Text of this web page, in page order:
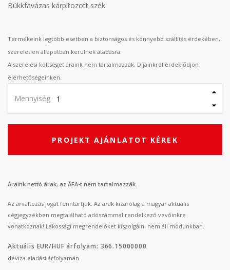
Bükkfavázas kárpitozott szék
Termékeink legtöbb esetben a biztonságos és könnyebb szállítás érdekében,
szereletlen állapotban kerülnek átadásra.
A szerelési költséget áraink nem tartalmazzák. Díjainkról érdeklődjön
elérhetőségeinken.
Mennyiség
PROJEKT AJÁNLATOT KÉREK
Áraink nettó árak, az ÁFA-t nem tartalmazzák.
Az árváltozás jogát fenntartjuk. Az árak kizárólag a magyar aktuális
cégjegyzékben megtalálható adószámmal rendelkező vevőinkre
vonatkoznak! Lakossági megrendelőket kiszolgálni nem áll módunkban.
Aktuális EUR/HUF árfolyam: 366.15000000
deviza eladási árfolyamán